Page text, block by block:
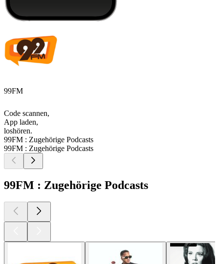
99FM
Code scannen,
App laden,
loshören.
99FM : Zugehörige Podcasts
99FM : Zugehörige Podcasts
99FM : Zugehörige Podcasts